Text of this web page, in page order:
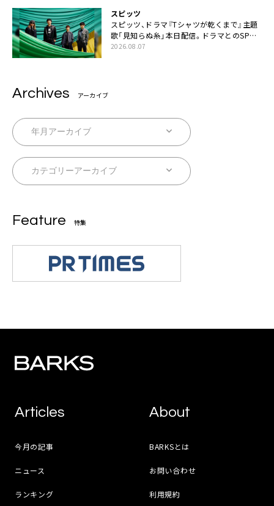
スピッツ
スピッツ、ドラマ『Tシャツが乾くまで』主題
歌「見知らぬ糸」本日配信。ドラマとのSPコ
ラボムービー公開も
2026.08.07
Archives アーカイブ
Feature 特集
Articles
今月の記事
ニュース
ランキング
About
BARKSとは
お問い合わせ
利用規約